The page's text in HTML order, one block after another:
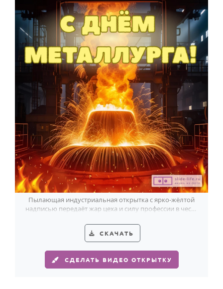
Пылающая индустриальная открытка с ярко-жёлтой
надписью передаёт жар цеха и силу профессии в честь
СКАЧАТЬ
СДЕЛАТЬ ВИДЕО ОТКРЫТКУ